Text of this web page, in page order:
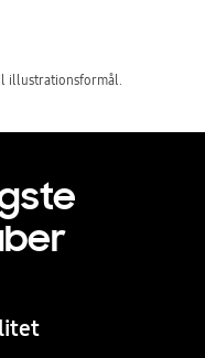
illustrationsformål.